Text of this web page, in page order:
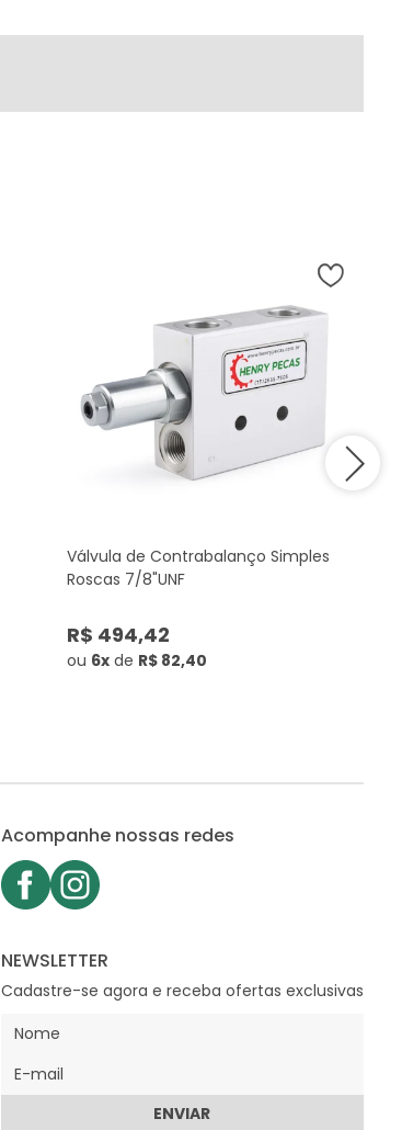
Válvula de Contrabalanço Simples
Roscas 7/8"UNF
R$ 494,42
ou 6x de R$ 82,40
Acompanhe nossas redes
NEWSLETTER
Cadastre-se agora e receba ofertas exclusivas
ENVIAR